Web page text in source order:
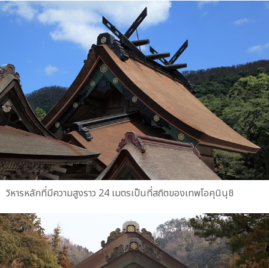
วิหารหลักที่มีความสูงราว 24 เมตรเป็นที่สถิตของเทพโอคุนินุชิ